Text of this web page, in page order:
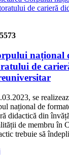
de carieră
național
de
se
național de
didactică din
de membru în
trebuie să